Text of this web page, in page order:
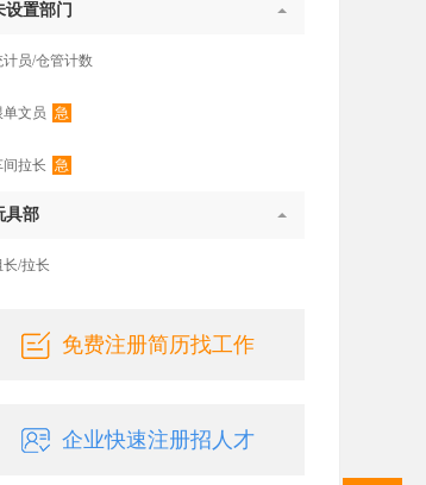
设置部门
计员/仓管计数
单文员 急
间拉长 急
具部
长/拉长
免费注册简历找工作
企业快速注册招人才